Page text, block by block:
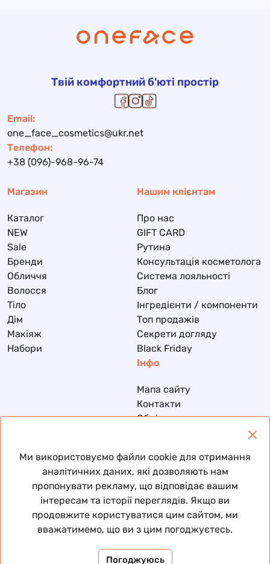
Твій комфортний б'юті простір
Email:
one_face_cosmetics@ukr.net
Телефон:
+38 (096)-968-96-74
Магазин
Каталог
NEW
Sale
Бренди
Обличчя
Волосся
Тіло
Дім
Макіяж
Набори
Нашим клієнтам
Про нас
GIFT CARD
Рутина
Консультація косметолога
Система лояльності
Блог
Інгредієнти / компоненти
Топ продажів
Секрети догляду
Black Friday
Інфо
Мапа сайту
Контакти
Обмін та повернення
Договір публічної оферти
© 2026 Всі права захищені
Ми використовуємо файли cookie для отримання
аналітичних даних, які дозволяють нам
пропонувати рекламу, що відповідає вашим
інтересам та історії переглядів. Якщо ви
продовжите користуватися цим сайтом, ми
вважатимемо, що ви з цим погоджуєтесь.
Погоджуюсь